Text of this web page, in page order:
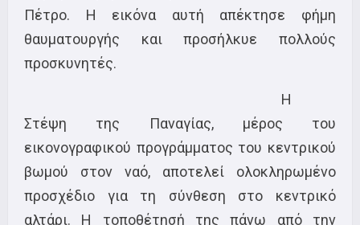
Πέτρο. Η εικόνα αυτή απέκτησε φήμη
θαυματουργής και προσήλκυε πολλούς
προσκυνητές.
Η
Στέψη της Παναγίας, μέρος του
εικονογραφικού προγράμματος του κεντρικού
βωμού στον ναό, αποτελεί ολοκληρωμένο
προσχέδιο για τη σύνθεση στο κεντρικό
αλτάρι. Η τοποθέτησή της πάνω από την